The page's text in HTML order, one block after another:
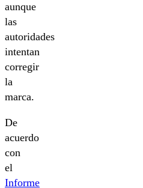
aunque
las
autoridades
intentan
corregir
la
marca.
De
acuerdo
con
el
Informe